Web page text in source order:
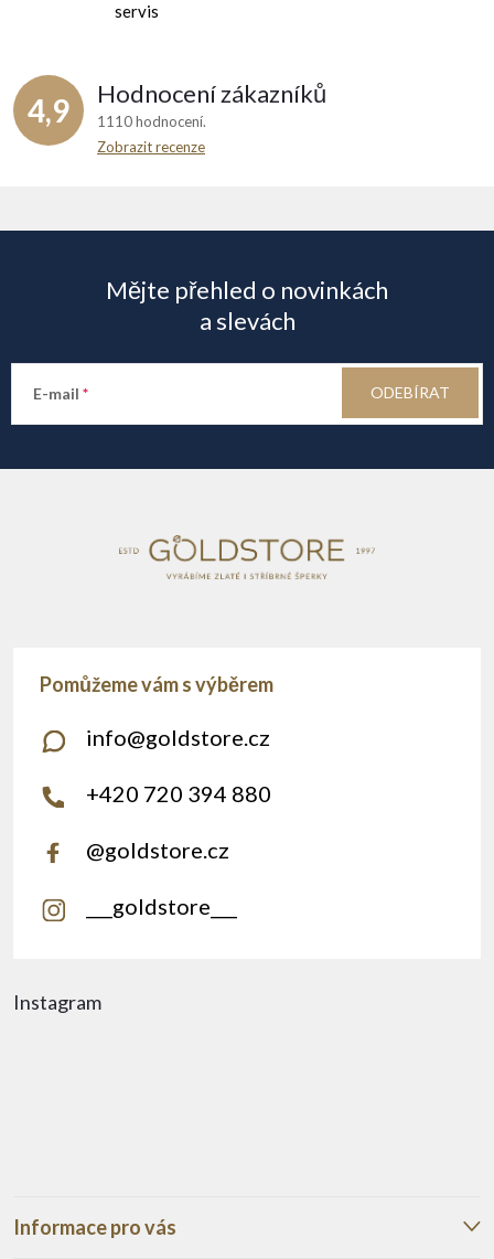
servis
4,9 Hodnocení zákazníků
1110 hodnocení
Zobrazit recenze
a
t
Mějte přehled o novinkách
a slevách
E-mail ODEBÍRAT
Instagram
Informace pro vás
info@goldstore.cz
+420 720 394 880
@goldstore.cz
___goldstore___